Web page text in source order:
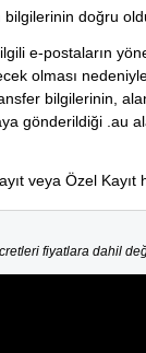
doğru
e-postaların
olması
bilgilerinin,
gönderildiği .au
veya Özel Kayıt
fiyatlara dahil